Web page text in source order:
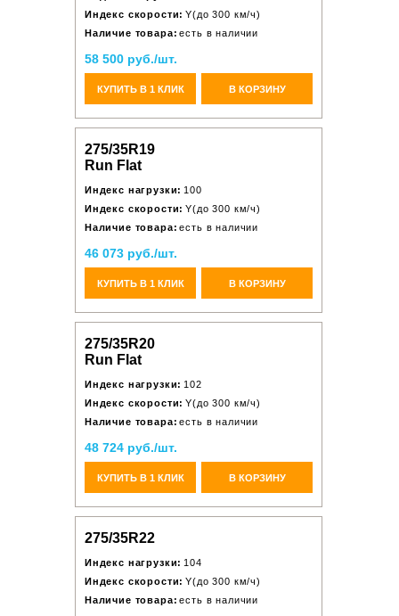
Индекс скорости: Y(до 300 км/ч)
Наличие товара: есть в наличии
58 500 руб./шт.
КУПИТЬ В 1 КЛИК В КОРЗИНУ
275/35R19
Run Flat
Индекс нагрузки: 100
Индекс скорости: Y(до 300 км/ч)
Наличие товара: есть в наличии
46 073 руб./шт.
КУПИТЬ В 1 КЛИК В КОРЗИНУ
275/35R20
Run Flat
Индекс нагрузки: 102
Индекс скорости: Y(до 300 км/ч)
Наличие товара: есть в наличии
48 724 руб./шт.
КУПИТЬ В 1 КЛИК В КОРЗИНУ
275/35R22
Индекс нагрузки: 104
Индекс скорости: Y(до 300 км/ч)
Наличие товара: есть в наличии